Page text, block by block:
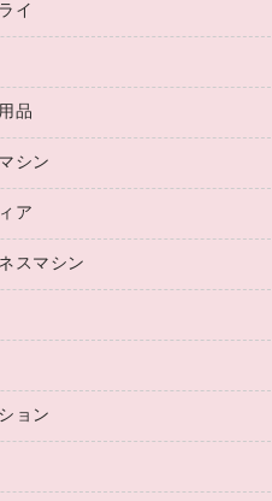
イ
ンクカートリッジ
クルトナー（プール方式）
クルインクカートリッジ
タ用リボン
カートリッジ
トナー
カートリッジ
紙
ロ用紙
用紙
ター用紙
用紙
コピー用紙・プリンタ用紙
用紙
品
ン周辺機器
パッド
ンバッグ／収納用品
ワーク／ＬＡＮ機器
ワーク／ＬＡＮアクセサリー
リティ用品
シン
ープリンタ／複合機
ーカード
ェクタ
シミリ
ルカメラ
ナー
ア
レイディスク
ＲＷ
Ｒ
ア収納用品
スマシン
タ
ス・ベンチ
スチェア
ィングテーブル
ター
ョン
トボード・黒板